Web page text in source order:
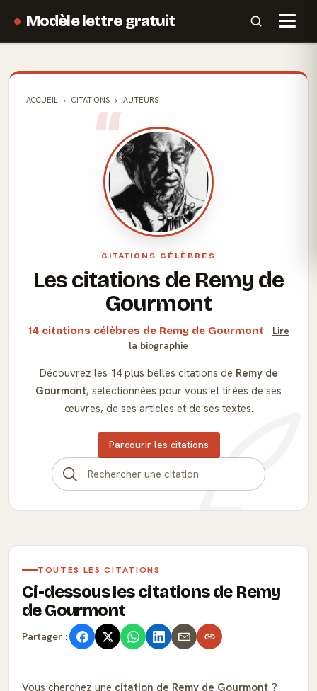
Modèle lettre gratuit
ACCUEIL CITATIONS AUTEURS
CITATIONS CÉLÈBRES
Les citations de Remy de
Gourmont
14 citations célèbres de Remy de Gourmont
Lire
la biographie
Découvrez les 14 plus belles citations de Remy de
Gourmont, sélectionnées pour vous et tirées de ses
œuvres, de ses articles et de ses textes.
Parcourir les citations
TOUTES LES CITATIONS
Ci-dessous les citations de Remy
de Gourmont
Partager :
Vous cherchez une citation de Remy de Gourmont ?